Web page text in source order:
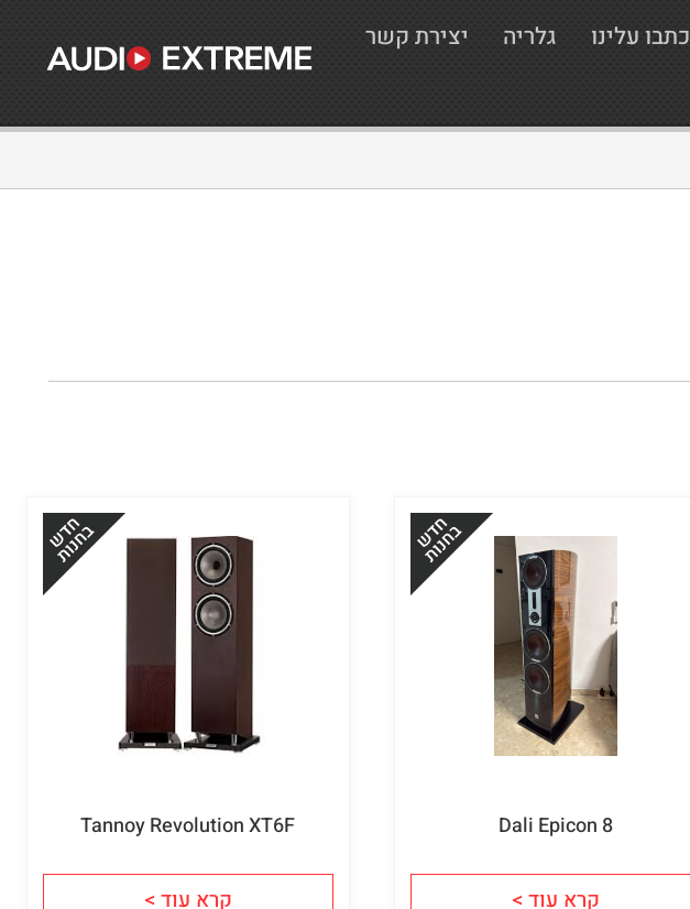
כתבו עלינו גלריה
יצירת קשר
Dali Epicon 8
קרא עוד >
Tannoy Revolution XT6F
קרא עוד >